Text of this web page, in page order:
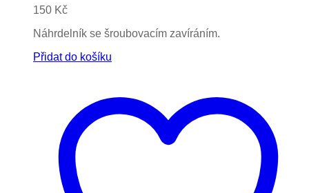
150 Kč
Náhrdelník se šroubovacím zavíráním.
Přidat do košíku